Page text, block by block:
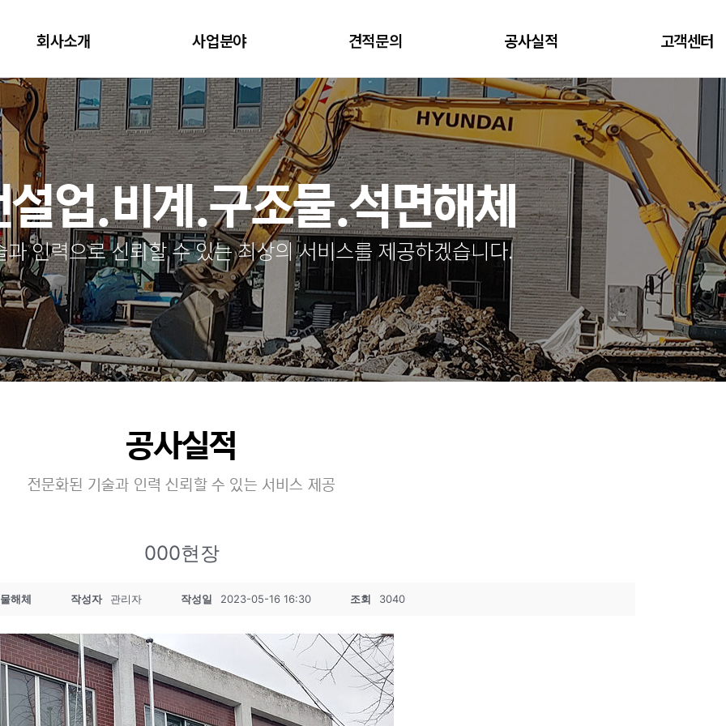
회사소개 사업분야 견적문의 공사실적 고객센터
설업.비계.구조물.석면해체
인력으로 신뢰할 수 있는 최상의 서비스를 제공하겠습니다.
공사실적
전문화된 기술과 인력 신뢰할 수 있는 서비스 제공
000현장
해체 작성자 관리자 작성일 2023-05-16 16:30 조회 3040